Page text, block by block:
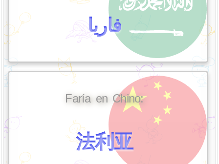
فاريا
Faría en Chino:
法利亚